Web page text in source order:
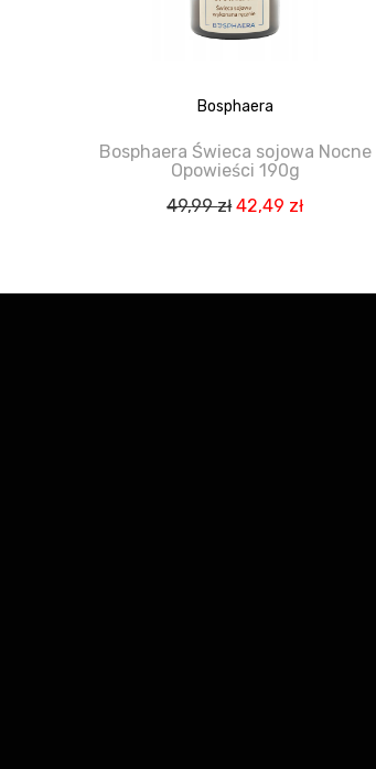
Bosphaera
Bosphaera Świeca sojowa Nocne
Opowieści 190g
49,99złPierwotna
49,99 zł.
42,49 złAktualna
42,49 zł.